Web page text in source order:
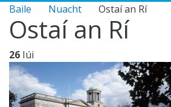
Baile Nuacht Ostaí an Rí
Ostaí an Rí
26 Iúi